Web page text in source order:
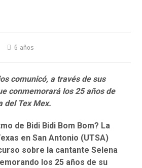
6 años
comunicó, a través de sus
conmemorará los 25 años de
del Tex Mex.
de Bidi Bidi Bom Bom? La
en San Antonio (UTSA)
sobre la cantante Selena
los 25 años de su